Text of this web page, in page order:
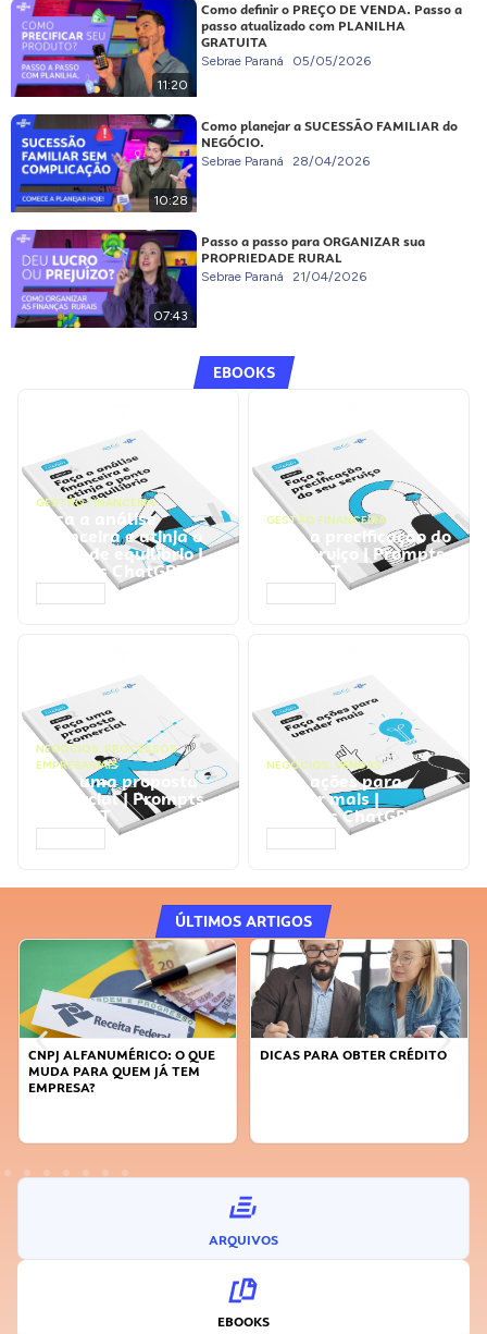
11:20
Como definir o PREÇO DE VENDA. Passo a
passo atualizado com PLANILHA
GRATUITA
Sebrae Paraná 05/05/2026
10:28
Como planejar a SUCESSÃO FAMILIAR do
NEGÓCIO.
Sebrae Paraná 28/04/2026
07:43
Passo a passo para ORGANIZAR sua
PROPRIEDADE RURAL
Sebrae Paraná 21/04/2026
EBOOKS
GESTÃO FINANCEIRA
Faça a análise
financeira e atinja o
ponto de equilíbrio |
Prompts ChatGPT
GESTÃO FINANCEIRA
Faça a precificação do
seu serviço | Prompts
ChatGPT
NEGÓCIOS, PROCESSOS
EMPRESARIAIS
Faça uma proposta
comercial | Prompts
ChatGPT
NEGÓCIOS, VENDAS
Faça ações para
vender mais |
Prompts ChatGPT
ÚLTIMOS ARTIGOS
DICAS PARA OBTER CRÉDITO
FAÇA A DIFERENÇA: SEJA
ARQUIVOS
EBOOKS